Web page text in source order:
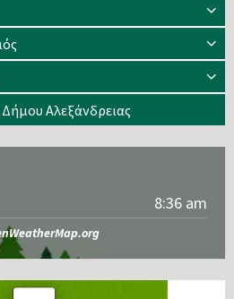
Δήμου Αλεξάνδρειας
8:36 am